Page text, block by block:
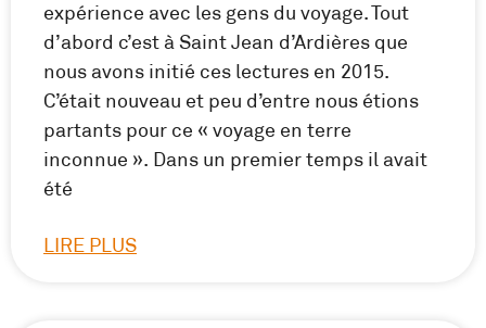
expérience avec les gens du voyage. Tout
d’abord c’est à Saint Jean d’Ardières que
nous avons initié ces lectures en 2015.
C’était nouveau et peu d’entre nous étions
partants pour ce « voyage en terre
inconnue ». Dans un premier temps il avait
été
LIRE PLUS